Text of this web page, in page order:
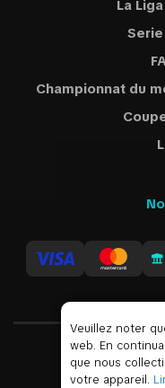
La
Championnat du
Veuillez noter
web. En
que nous
votre appareil.